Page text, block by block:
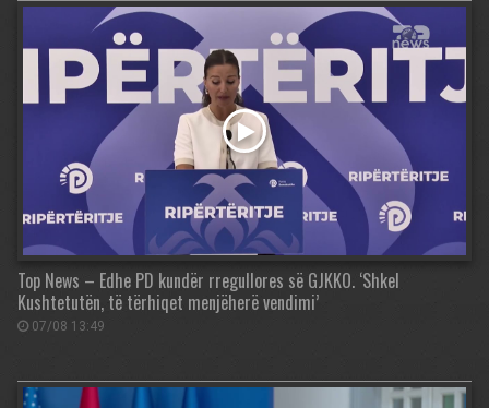
Top News – Edhe PD kundër rregullores së GJKKO. ‘Shkel
Kushtetutën, të tërhiqet menjëherë vendimi’
07/08 13:49